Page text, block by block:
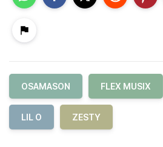
OSAMASON FLEX MUSIX
LIL O ZESTY